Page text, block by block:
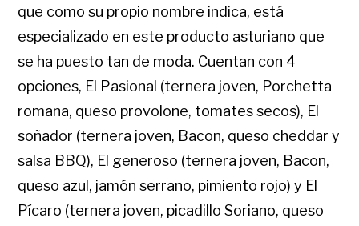
que como su propio nombre indica, está
especializado en este producto asturiano que
se ha puesto tan de moda. Cuentan con 4
opciones, El Pasional (ternera joven, Porchetta
romana, queso provolone, tomates secos), El
soñador (ternera joven, Bacon, queso cheddar y
salsa BBQ), El generoso (ternera joven, Bacon,
queso azul, jamón serrano, pimiento rojo) y El
Pícaro (ternera joven, picadillo Soriano, queso